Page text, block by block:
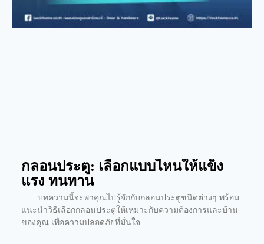
กลอนประตู: เลือกแบบไหนให้แข็ง
แรง ทนทาน
บทความนี้จะพาคุณไปรู้จักกับกลอนประตูชนิดต่างๆ พร้อม
แนะนำวิธีเลือกกลอนประตูให้เหมาะกับความต้องการและบ้าน
ของคุณ เพื่อความปลอดภัยที่มั่นใจ